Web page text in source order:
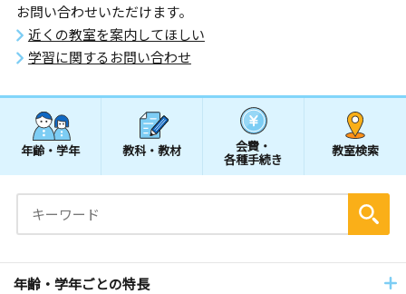
お問い合わせいただけます。
近くの教室を案内してほしい
学習に関するお問い合わせ
年齢・学年 教科・教材 会費・
各種手続き
教室検索
年齢・学年ごとの特長